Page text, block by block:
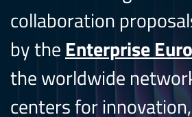
collaboration
by the Enterprise
the worldwide
centers for innovation,